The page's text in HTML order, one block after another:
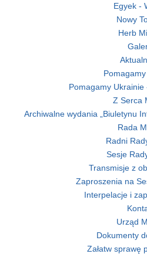
Egyek -
Nowy
Herb
Pomagamy
Z Serca
Archiwalne wydania „Biuletynu
Rada
Radni
Sesje
Transmisje z
Zaproszenia na
Interpelacje i
Urząd
Dokumenty
Załatw sprawę